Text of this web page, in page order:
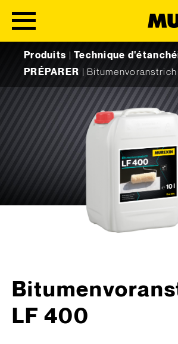
Produits |Technique
PRÉPARER
LF 400